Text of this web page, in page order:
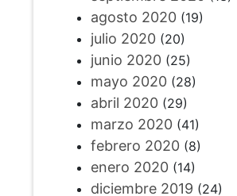
agosto 2020(19)
julio 2020(20)
junio 2020(25)
mayo 2020(28)
abril 2020(29)
marzo 2020(41)
febrero 2020(8)
enero 2020(14)
diciembre 2019 (24)